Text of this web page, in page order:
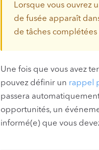
Lorsque vous ouvrez
de fusée apparaît
de tâches
Une fois que vous avez
pouvez définir un rappel
passera
opportunités, un
informé(e) que vous